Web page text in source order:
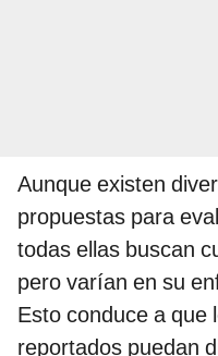
Aunque existen
propuestas para
todas ellas buscan
pero varían en su
Esto conduce a que
reportados puedan